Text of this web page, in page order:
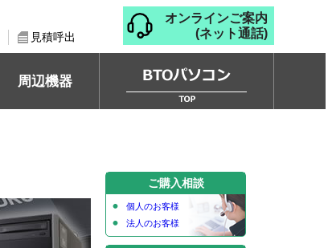
見積呼出
オンラインご案内
(ネット通話)
周辺機器
ご購入相談
個人のお客様
法人のお客様